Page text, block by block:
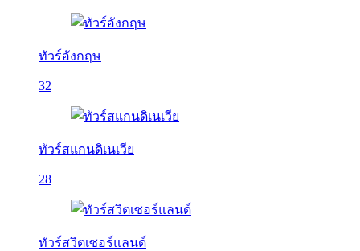
ทัวร์อังกฤษ
32
ทัวร์สแกนดิเนเวีย
28
ทัวร์สวิตเซอร์แลนด์